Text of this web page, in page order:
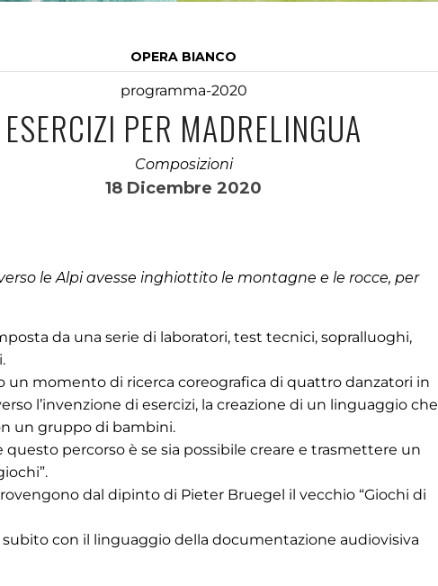
OPERA BIANCO
programma-2020
ESERCIZI PER MADRELINGUA
Composizioni
18 Dicembre 2020
le Alpi avesse inghiottito le montagne e le rocce, per
da una serie di laboratori, test tecnici, sopralluoghi,
un momento di ricerca coreografica di quattro danzatori in
l’invenzione di esercizi, la creazione di un linguaggio che
un gruppo di bambini.
percorso è se sia possibile creare e trasmettere un
dal dipinto di Pieter Bruegel il vecchio “Giochi di
con il linguaggio della documentazione audiovisiva